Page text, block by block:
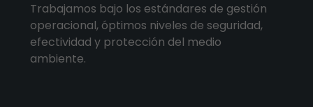
Trabajamos bajo los estándares de gestión
operacional, óptimos niveles de seguridad,
efectividad y protección del medio
ambiente.